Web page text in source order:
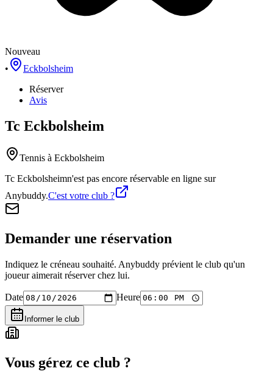
Nouveau
•
Eckbolsheim
Réserver
Avis
Tc Eckbolsheim
Tennis à Eckbolsheim
Tc Eckbolsheimn'est pas encore réservable en ligne sur
Anybuddy.C'est votre club ?
Demander une réservation
Indiquez le créneau souhaité. Anybuddy prévient le club qu'un
joueur aimerait réserver chez lui.
Date Heure
Informer le club
Vous gérez ce club ?